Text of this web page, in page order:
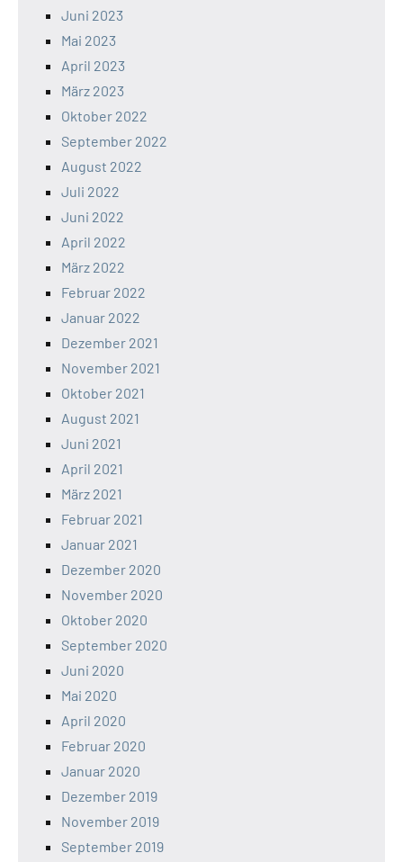
Juni 2023
Mai 2023
April 2023
März 2023
Oktober 2022
September 2022
August 2022
Juli 2022
Juni 2022
April 2022
März 2022
Februar 2022
Januar 2022
Dezember 2021
November 2021
Oktober 2021
August 2021
Juni 2021
April 2021
März 2021
Februar 2021
Januar 2021
Dezember 2020
November 2020
Oktober 2020
September 2020
Juni 2020
Mai 2020
April 2020
Februar 2020
Januar 2020
Dezember 2019
November 2019
September 2019